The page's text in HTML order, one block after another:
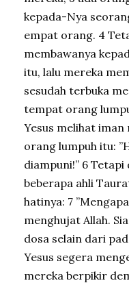
kepada-Nya
empat orang. 4
membawanya
itu, lalu mereka
sesudah terbuka
tempat orang
Yesus melihat iman
orang lumpuh itu:
diampuni!” 6
beberapa ahli
hatinya: 7
menghujat Allah.
dosa selain dari
Yesus segera
mereka berpikir